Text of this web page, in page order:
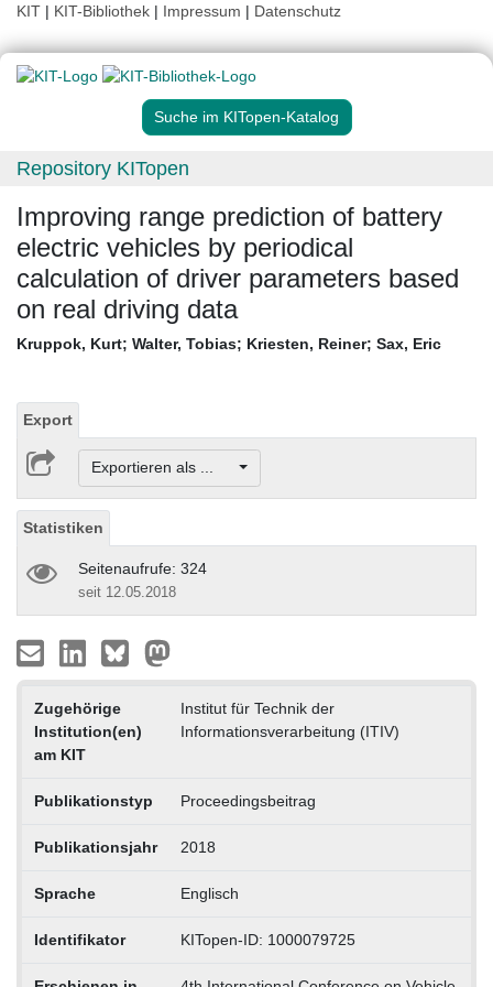
KIT | KIT-Bibliothek | Impressum | Datenschutz
Suche im KITopen-Katalog
Repository KITopen
Improving range prediction of battery
electric vehicles by periodical
calculation of driver parameters based
on real driving data
Kruppok, Kurt; Walter, Tobias; Kriesten, Reiner; Sax, Eric
Export
Exportieren als ...
Statistiken
Seitenaufrufe: 324
seit 12.05.2018
Zugehörige
Institution(en)
am KIT
Institut für Technik der
Informationsverarbeitung (ITIV)
Publikationstyp Proceedingsbeitrag
Publikationsjahr 2018
Sprache Englisch
Identifikator KITopen-ID: 1000079725